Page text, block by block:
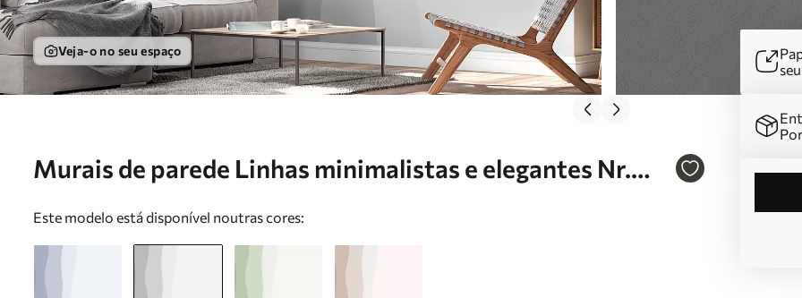
Veja-o no seu espaço
Murais de parede Linhas minimalistas e elegantes Nr.
Este modelo está disponível noutras cores: